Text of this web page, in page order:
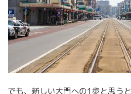
でも、新しい大門への1歩と思うと